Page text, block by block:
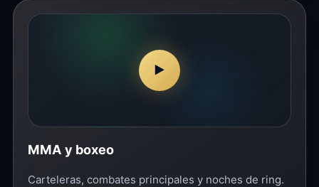
▶
MMA y boxeo
Carteleras, combates principales y noches de ring.